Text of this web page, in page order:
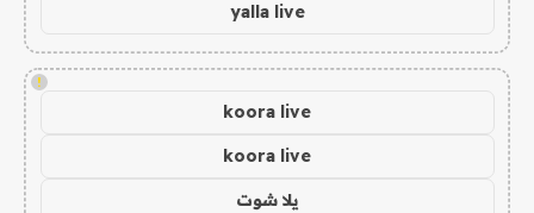
yalla live
!
koora live
koora live
يلا شوت